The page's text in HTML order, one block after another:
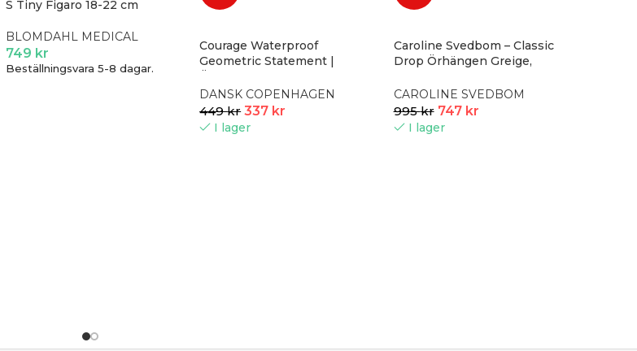
S Tiny Figaro 18-22 cm
BLOMDAHL MEDICAL
749 kr
Beställningsvara 5-8 dagar.
Courage Waterproof
Geometric Statement |
DANSK COPENHAGEN
449kr 337 kr
I lager
Caroline Svedbom – Classic
Drop Örhängen Greige,
CAROLINE SVEDBOM
995kr 747 kr
I lager